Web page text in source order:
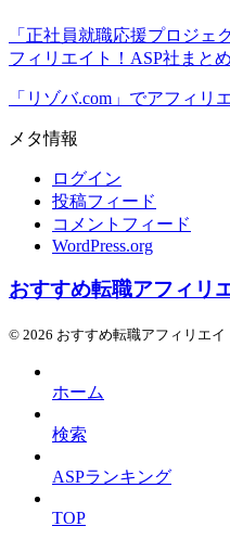
「正社員就職応援プロジェ
フィリエイト！ASP社まとめ
「リゾバ.com」でアフィリ
メタ情報
ログイン
投稿フィード
コメントフィード
WordPress.org
おすすめ転職アフィリ
© 2026 おすすめ転職アフィリエイ
ホーム
検索
ASPランキング
TOP